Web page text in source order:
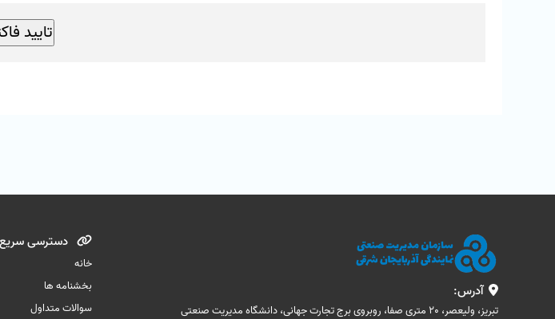
آدرس:
تبریز، ولیعصر، 20 متری صفا، روبروی برج تجارت جهانی، دانشگاه مدیریت صنعتی
دسترسی سریع
خانه
بخشنامه ها
سوالات متداول